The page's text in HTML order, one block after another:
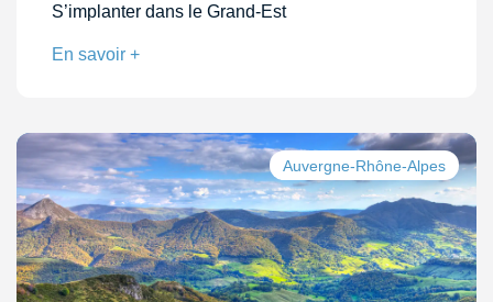
S’implanter dans le Grand-Est
En savoir +
Auvergne-Rhône-Alpes